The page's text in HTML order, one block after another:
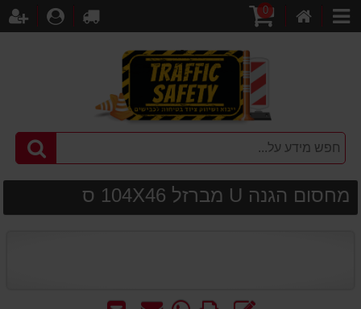
קטגוריות
קניות
0
לקופה
מחסום הגנה U מברזל 104X46 ס